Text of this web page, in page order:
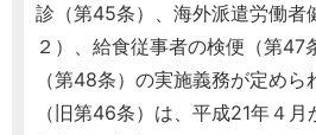
診（第45条）、海外派遣労働者
２）、給食従事者の検便（第47
（第48条）の実施義務が定め
（旧第46条）は、平成21年４